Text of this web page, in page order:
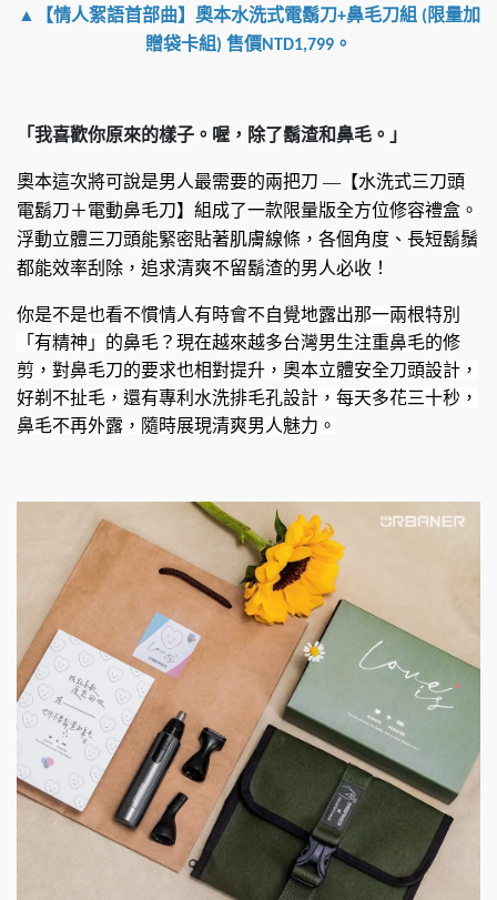
▲【情人絮語首部曲】奧本水洗式電鬍刀+鼻毛刀組(限量加
贈袋卡組) 售價NTD1,799 。
「我喜歡你原來的樣子。喔，除了鬍渣和鼻毛。」
奧本這次將可說是男人最需要的兩把刀 —【水洗式三刀頭
電鬍刀＋電動鼻毛刀】組成了一款限量版全方位修容禮盒。
浮動立體三刀頭能緊密貼著肌膚線條，各個角度、長短鬍鬚
都能效率刮除，追求清爽不留鬍渣的男人必收！
你是不是也看不慣情人有時會不自覺地露出那一兩根特別
「有精神」的鼻毛？現在越來越多台灣男生注重鼻毛的修
剪，對鼻毛刀的要求也相對提升，奧本立體安全刀頭設計，
好剃不扯毛，還有專利水洗排毛孔設計，每天多花三十秒，
鼻毛不再外露，隨時展現清爽男人魅力。